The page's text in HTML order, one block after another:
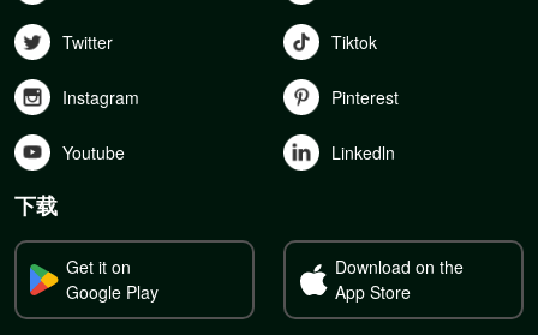
Twitter Tiktok
Instagram Pinterest
Youtube Linkedln
下载
Get it on
Google Play
Download on the
App Store